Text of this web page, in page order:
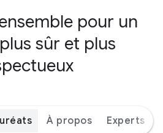
pour un
sûr et plus
À propos Experts